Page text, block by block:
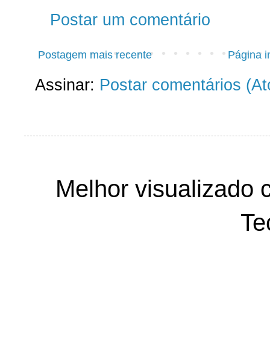
Postar um comentário
Postagem mais recente Página
Assinar: Postar comentários
Melhor visualizado